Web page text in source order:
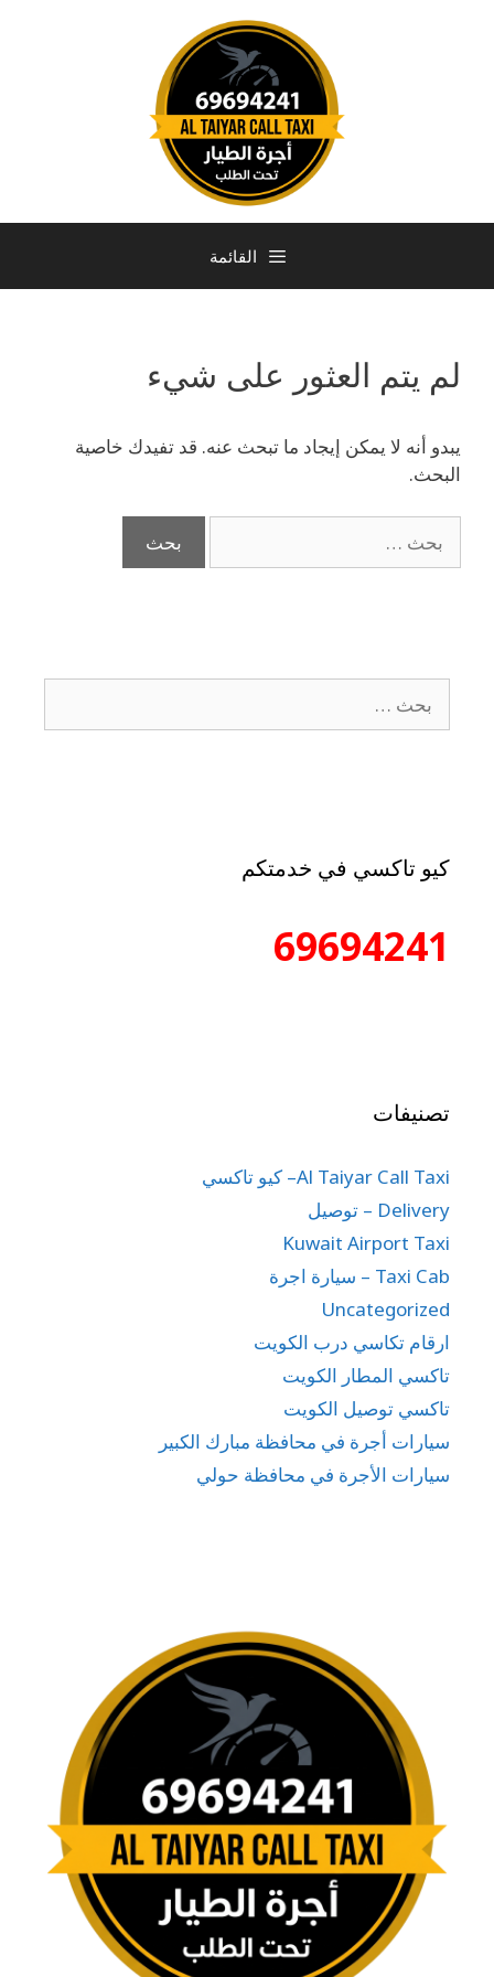
القائمة
لم يتم العثور على شيء
يبدو أنه لا يمكن إيجاد ما تبحث عنه. قد تفيدك خاصية
البحث.
كيو تاكسي في خدمتكم
69694241
تصنيفات
Al Taiyar Call Taxi– كيو تاكسي
Delivery – توصيل
Kuwait Airport Taxi
Taxi Cab – سيارة اجرة
Uncategorized
ارقام تكاسي درب الكويت
تاكسي المطار الكويت
تاكسي توصيل الكويت
سيارات أجرة في محافظة مبارك الكبير
سيارات الأجرة في محافظة حولي